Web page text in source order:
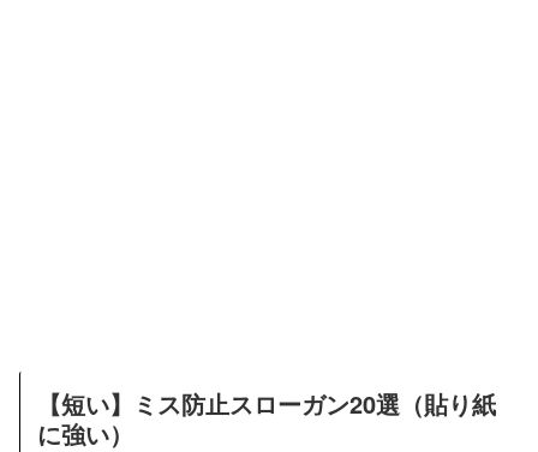
【短い】ミス防止スローガン20選（貼り紙
に強い）